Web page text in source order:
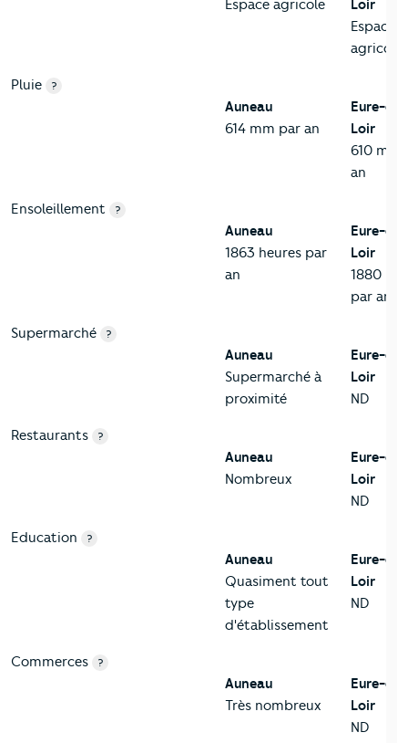
Espace agricole
Loir
Espace
agricole
Pluie ?
Auneau
614 mm par an
Eure-et-
Loir
610 mm
an
Ensoleillement ?
Auneau
1863 heures par
an
Eure-et-
Loir
1880
par an
Supermarché ?
Auneau
Supermarché à
proximité
Eure-et-
Loir
ND
Restaurants ?
Auneau
Nombreux
Eure-et-
Loir
ND
Education ?
Auneau
Quasiment tout
type
d'établissement
Eure-et-
Loir
ND
Commerces ?
Auneau
Très nombreux
Eure-et-
Loir
ND